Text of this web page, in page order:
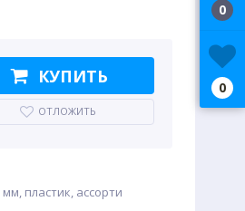
КУПИТЬ
ОТЛОЖИТЬ
пластик, ассорти
0
0